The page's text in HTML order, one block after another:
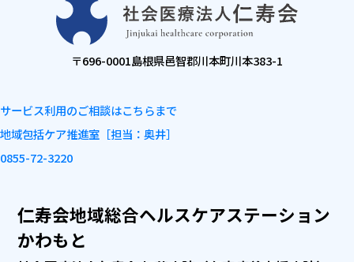
〒696-0001島根県邑智郡川本町川本383-1
サービス利用のご相談はこちらまで
地域包括ケア推進室 ［担当：奥井］
0855-72-3220
仁寿会地域総合ヘルスケアステーション
かわもと